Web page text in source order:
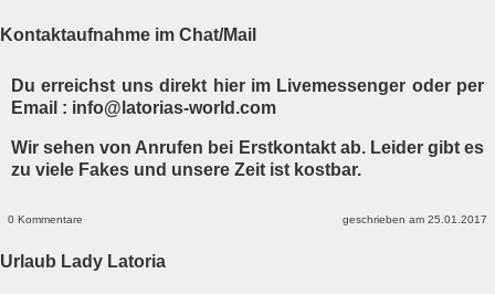
Kontaktaufnahme im Chat/Mail
Du erreichst uns direkt hier im Livemessenger oder per
Email : info@latorias-world.com
Wir sehen von Anrufen bei Erstkontakt ab. Leider gibt es
zu viele Fakes und unsere Zeit ist kostbar.
0 Kommentare geschrieben am 25.01.2017
Urlaub Lady Latoria